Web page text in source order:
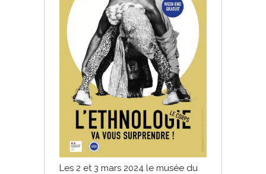
Les 2 et 3 mars 2024 le musée du